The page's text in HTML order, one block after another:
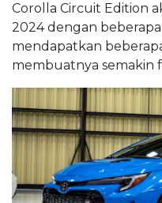
Corolla Circuit Edition
2024 dengan
mendapatkan
membuatnya semakin